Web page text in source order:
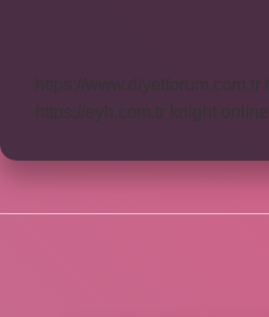
https://www.diyetforum.com.tr
https://eyh.com.tr
knight online